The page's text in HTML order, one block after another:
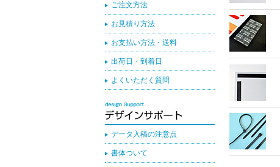
ご注文方法
お見積り方法
お支払い方法・送料
出荷日・到着日
よくいただく質問
データ入稿の注意点
書体ついて